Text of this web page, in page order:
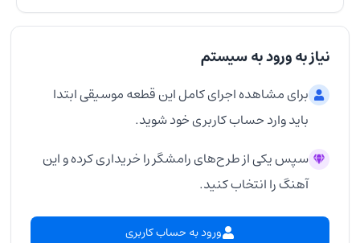
نیاز به ورود به سیستم
برای مشاهده اجرای کامل این قطعه موسیقی ابتدا
باید وارد حساب کاربری خود شوید.
سپس یکی از طرح‌های رامشگر را خریداری کرده و این
آهنگ را انتخاب کنید.
ورود به حساب کاربری